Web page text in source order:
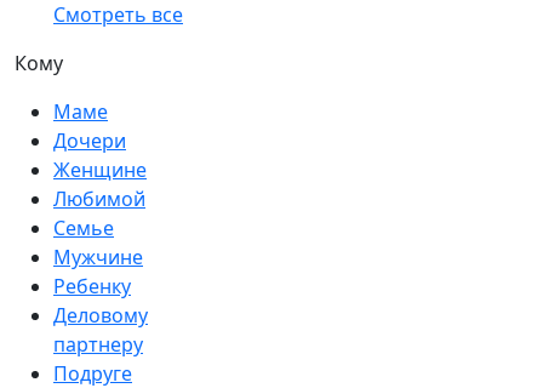
Смотреть все
Кому
Маме
Дочери
Женщине
Любимой
Семье
Мужчине
Ребенку
Деловому
партнеру
Подруге